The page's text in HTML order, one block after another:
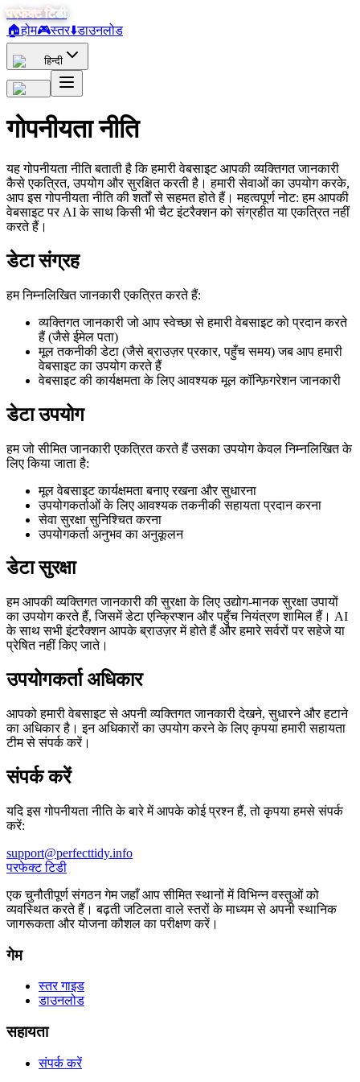
परफेक्ट टिडी
🏠होम🎮स्तर⬇️डाउनलोड
हिन्दी
गोपनीयता नीति
यह गोपनीयता नीति बताती है कि हमारी वेबसाइट आपकी व्यक्तिगत जानकारी
कैसे एकत्रित, उपयोग और सुरक्षित करती है। हमारी सेवाओं का उपयोग करके,
आप इस गोपनीयता नीति की शर्तों से सहमत होते हैं। महत्वपूर्ण नोट: हम आपकी
वेबसाइट पर AI के साथ किसी भी चैट इंटरैक्शन को संग्रहीत या एकत्रित नहीं
करते हैं।
डेटा संग्रह
हम निम्नलिखित जानकारी एकत्रित करते हैं:
व्यक्तिगत जानकारी जो आप स्वेच्छा से हमारी वेबसाइट को प्रदान करते
हैं (जैसे ईमेल पता)
मूल तकनीकी डेटा (जैसे ब्राउज़र प्रकार, पहुँच समय) जब आप हमारी
वेबसाइट का उपयोग करते हैं
वेबसाइट की कार्यक्षमता के लिए आवश्यक मूल कॉन्फ़िगरेशन जानकारी
डेटा उपयोग
हम जो सीमित जानकारी एकत्रित करते हैं उसका उपयोग केवल निम्नलिखित के
लिए किया जाता है:
मूल वेबसाइट कार्यक्षमता बनाए रखना और सुधारना
उपयोगकर्ताओं के लिए आवश्यक तकनीकी सहायता प्रदान करना
सेवा सुरक्षा सुनिश्चित करना
उपयोगकर्ता अनुभव का अनुकूलन
डेटा सुरक्षा
हम आपकी व्यक्तिगत जानकारी की सुरक्षा के लिए उद्योग-मानक सुरक्षा उपायों
का उपयोग करते हैं, जिसमें डेटा एन्क्रिप्शन और पहुँच नियंत्रण शामिल हैं। AI
के साथ सभी इंटरैक्शन आपके ब्राउज़र में होते हैं और हमारे सर्वरों पर सहेजे या
प्रेषित नहीं किए जाते।
उपयोगकर्ता अधिकार
आपको हमारी वेबसाइट से अपनी व्यक्तिगत जानकारी देखने, सुधारने और हटाने
का अधिकार है। इन अधिकारों का उपयोग करने के लिए कृपया हमारी सहायता
टीम से संपर्क करें।
संपर्क करें
यदि इस गोपनीयता नीति के बारे में आपके कोई प्रश्न हैं, तो कृपया हमसे संपर्क
करें:
support@perfecttidy.info
परफेक्ट टिडी
एक चुनौतीपूर्ण संगठन गेम जहाँ आप सीमित स्थानों में विभिन्न वस्तुओं को
व्यवस्थित करते हैं। बढ़ती जटिलता वाले स्तरों के माध्यम से अपनी स्थानिक
जागरूकता और योजना कौशल का परीक्षण करें।
गेम
स्तर गाइड
डाउनलोड
सहायता
संपर्क करें